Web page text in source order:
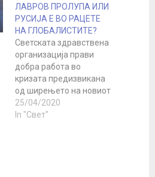
ЛАВРОВ ПРОЛУПА ИЛИ
РУСИЈА Е ВО РАЦЕТЕ
НА ГЛОБАЛИСТИТЕ?
Светската здравствена
организација прави
добра работа во
кризата предизвикана
од ширењето на новиот
коронавирус, соопшти
денеска Русија,
25/04/2020
In "Свет"